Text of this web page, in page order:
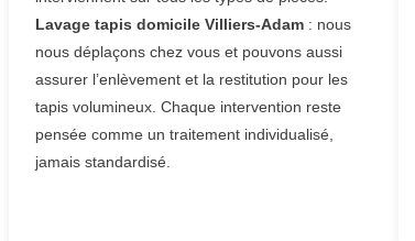
Lavage tapis domicile Villiers-Adam : nous
nous déplaçons chez vous et pouvons aussi
assurer l’enlèvement et la restitution pour les
tapis volumineux. Chaque intervention reste
pensée comme un traitement individualisé,
jamais standardisé.